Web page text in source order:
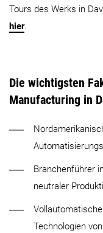
Tours des Werks in
hier.
Die wichtigsten
Manufacturing in
Branchenführer
neutraler
Technologien